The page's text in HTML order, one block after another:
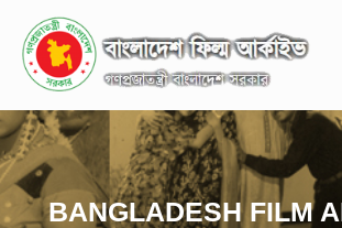
BANGLADESH FILM